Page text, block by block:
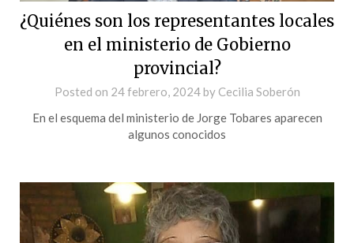
¿Quiénes son los representantes locales
en el ministerio de Gobierno
provincial?
Posted on 24 febrero, 2024by Cecilia Soberón
En el esquema del ministerio de Jorge Tobares aparecen
algunos conocidos